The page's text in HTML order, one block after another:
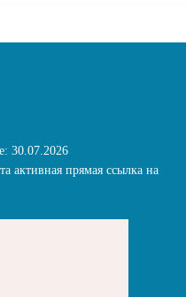
30.07.2026
активная прямая ссылка на